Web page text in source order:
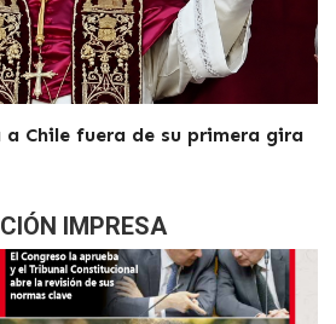
Chile fuera de su primera gira
IMPRESA